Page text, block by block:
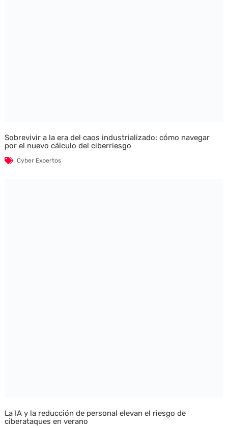
Sobrevivir a la era del caos industrializado: cómo navegar
por el nuevo cálculo del ciberriesgo
Cyber Expertos
La IA y la reducción de personal elevan el riesgo de
ciberataques en verano